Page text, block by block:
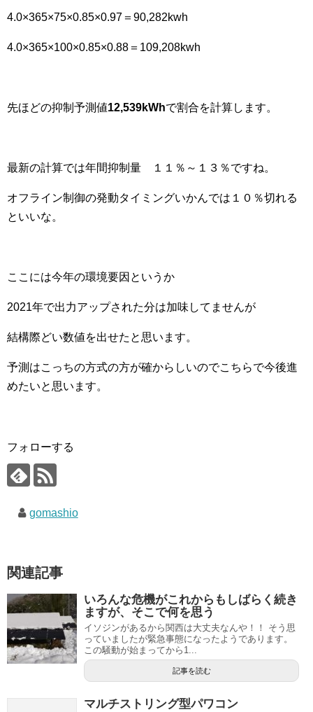
4.0×365×75×0.85×0.97＝90,282kwh
4.0×365×100×0.85×0.88＝109,208kwh
先ほどの抑制予測値12,539kWhで割合を計算します。
最新の計算では年間抑制量 １１％～１３％ですね。
オフライン制御の発動タイミングいかんでは１０％切れる
といいな。
ここには今年の環境要因というか
2021年で出力アップされた分は加味してませんが
結構際どい数値を出せたと思います。
予測はこっちの方式の方が確からしいのでこちらで今後進
めたいと思います。
フォローする
gomashio
関連記事
いろんな危機がこれからもしばらく続き
ますが、そこで何を思う
イソジンがあるから関西は大丈夫なんや！！ そう思
っていましたが緊急事態になったようであります。
この騒動が始まってから1...
記事を読む
マルチストリング型パワコン